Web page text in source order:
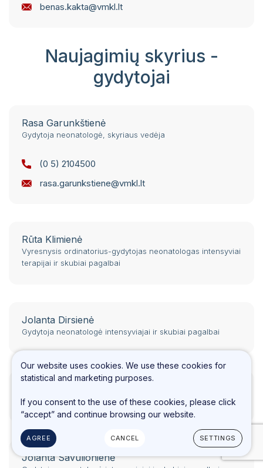
benas.kakta@vmkl.lt
Naujagimių skyrius -
gydytojai
Rasa Garunkštienė
Gydytoja neonatologė, skyriaus vedėja
(0 5) 2104500
rasa.garunkstiene@vmkl.lt
Rūta Klimienė
Vyresnysis ordinatorius-gydytojas neonatologas intensyviai
terapijai ir skubiai pagalbai
Jolanta Dirsienė
Gydytoja neonatologė intensyviajai ir skubiai pagalbai
Gydytoja neonatologė intensyviajai ir skubiai pagalbai
Jolanta Savulionienė
Our website uses cookies. We use these cookies for
statistical and marketing purposes.
If you consent to the use of these cookies, please click
“accept” and continue browsing our website.
AGREE CANCEL SETTINGS